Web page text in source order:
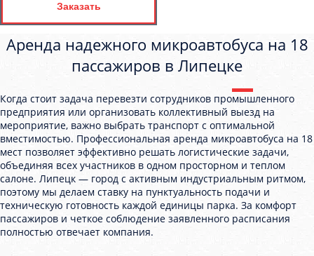
Заказать
Аренда надежного микроавтобуса на 18
пассажиров в Липецке
Когда стоит задача перевезти сотрудников промышленного
предприятия или организовать коллективный выезд на
мероприятие, важно выбрать транспорт с оптимальной
вместимостью. Профессиональная аренда микроавтобуса на 18
мест позволяет эффективно решать логистические задачи,
объединяя всех участников в одном просторном и теплом
салоне. Липецк — город с активным индустриальным ритмом,
поэтому мы делаем ставку на пунктуальность подачи и
техническую готовность каждой единицы парка. За комфорт
пассажиров и четкое соблюдение заявленного расписания
полностью отвечает компания.